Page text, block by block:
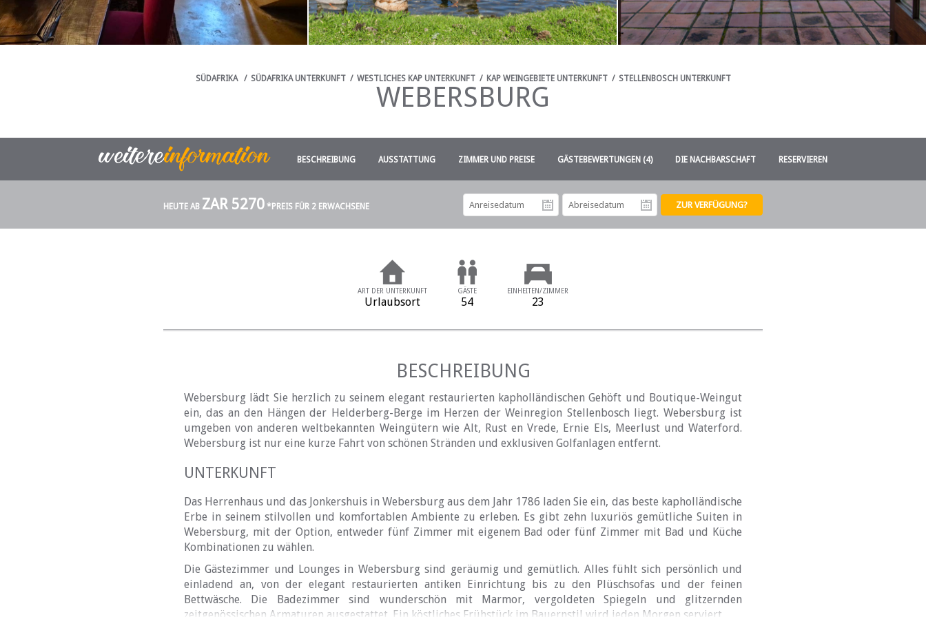
SÜDAFRIKA / SÜDAFRIKA UNTERKUNFT / WESTLICHES KAP UNTERKUNFT / KAP WEINGEBIETE UNTERKUNFT / STELLENBOSCH UNTERKUNFT
WEBERSBURG
BESCHREIBUNG AUSSTATTUNG ZIMMER UND PREISE GÄSTEBEWERTUNGEN (4) DIE NACHBARSCHAFT RESERVIEREN
HEUTE AB ZAR 5270 *PREIS FÜR 2 ERWACHSENE
ART DER UNTERKUNFT
Urlaubsort
GÄSTE
54
EINHEITEN/ZIMMER
23
BESCHREIBUNG
Webersburg lädt Sie herzlich zu seinem elegant restaurierten kapholländischen Gehöft und Boutique-Weingut
ein, das an den Hängen der Helderberg-Berge im Herzen der Weinregion Stellenbosch liegt. Webersburg ist
umgeben von anderen weltbekannten Weingütern wie Alt, Rust en Vrede, Ernie Els, Meerlust und Waterford.
Webersburg ist nur eine kurze Fahrt von schönen Stränden und exklusiven Golfanlagen entfernt.
UNTERKUNFT
Das Herrenhaus und das Jonkershuis in Webersburg aus dem Jahr 1786 laden Sie ein, das beste kapholländische
Erbe in seinem stilvollen und komfortablen Ambiente zu erleben. Es gibt zehn luxuriös gemütliche Suiten in
Webersburg, mit der Option, entweder fünf Zimmer mit eigenem Bad oder fünf Zimmer mit Bad und Küche
Kombinationen zu wählen.
Die Gästezimmer und Lounges in Webersburg sind geräumig und gemütlich. Alles fühlt sich persönlich und
einladend an, von der elegant restaurierten antiken Einrichtung bis zu den Plüschsofas und der feinen
Bettwäsche. Die Badezimmer sind wunderschön mit Marmor, vergoldeten Spiegeln und glitzernden